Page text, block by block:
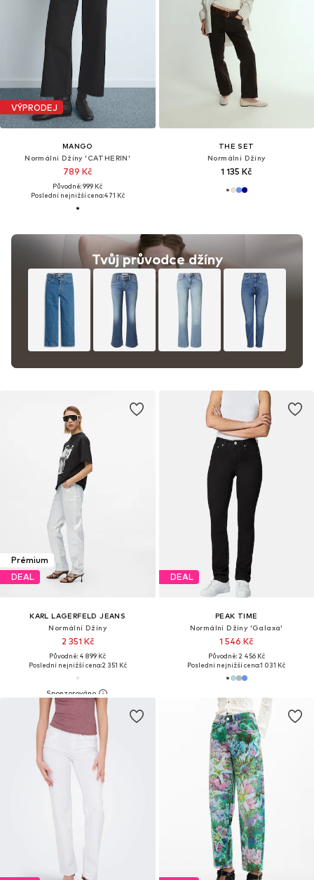
VÝPRODEJ
MANGO
Normální Džíny 'CATHERIN'
789 Kč
Původně: 999 Kč
Poslední nejnižší cena:471 Kč
Tvůj průvodce džíny
THE SET
Normální Džíny
1 135 Kč
Prémium
DEAL
KARL LAGERFELD JEANS
Normální Džíny
2 351 Kč
Původně: 4 899 Kč
Poslední nejnižší cena:2 351 Kč
DEAL
PEAK TIME
Normální Džíny 'Galaxa'
1 546 Kč
Původně: 2 456 Kč
Poslední nejnižší cena:1 031 Kč